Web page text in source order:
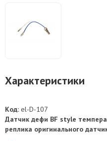
Характеристики
Код: el-D-107
Датчик дефи BF style
реплика оригинального